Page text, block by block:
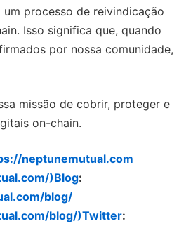
processo de reivindicação
Isso significa que, quando
por nossa comunidade,
missão de cobrir, proteger e
on-chain.
neptunemutual.com
)Blog:
blog/
blog/)Twitter: